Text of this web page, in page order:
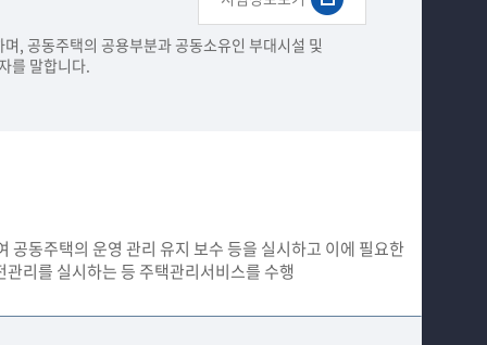
, 공동주택의 공용부분과 공동소유인 ​부대시설 및
를 말합니다.​
동주택의 운영 관리 유지 보수 등을 실시하고 이에 필요한
리를 실시하는 등 주택관리서비스를 수행